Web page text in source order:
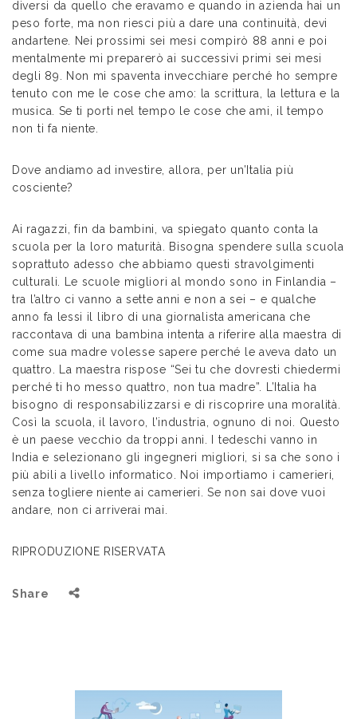
diversi da quello che eravamo e quando in azienda hai un
peso forte, ma non riesci più a dare una continuità, devi
andartene. Nei prossimi sei mesi compirò 88 anni e poi
mentalmente mi preparerò ai successivi primi sei mesi
degli 89. Non mi spaventa invecchiare perché ho sempre
tenuto con me le cose che amo: la scrittura, la lettura e la
musica. Se ti porti nel tempo le cose che ami, il tempo
non ti fa niente.
Dove andiamo ad investire, allora, per un’Italia più
cosciente?
Ai ragazzi, fin da bambini, va spiegato quanto conta la
scuola per la loro maturità. Bisogna spendere sulla scuola
soprattuto adesso che abbiamo questi stravolgimenti
culturali. Le scuole migliori al mondo sono in Finlandia –
tra l’altro ci vanno a sette anni e non a sei – e qualche
anno fa lessi il libro di una giornalista americana che
raccontava di una bambina intenta a riferire alla maestra di
come sua madre volesse sapere perché le aveva dato un
quattro. La maestra rispose “Sei tu che dovresti chiedermi
perché ti ho messo quattro, non tua madre”. L’Italia ha
bisogno di responsabilizzarsi e di riscoprire una moralità.
Così la scuola, il lavoro, l’industria, ognuno di noi. Questo
è un paese vecchio da troppi anni. I tedeschi vanno in
India e selezionano gli ingegneri migliori, si sa che sono i
più abili a livello informatico. Noi importiamo i camerieri,
senza togliere niente ai camerieri. Se non sai dove vuoi
andare, non ci arriverai mai.
RIPRODUZIONE RISERVATA
Share